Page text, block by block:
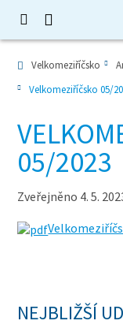
Velkomeziříčsko
Velkomeziříčsko 05/
05/2023
Zveřejněno 4. 5.
NEJBLIŽŠÍ